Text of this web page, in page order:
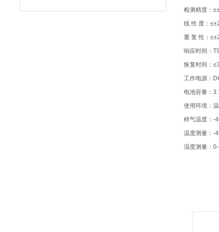
检测精度：
线 性 度：
重 复 性：
响应时间：
恢复时间：
工作电源：
电池容量：
使用环境：
样气温度：-
温度测量：
湿度测量：